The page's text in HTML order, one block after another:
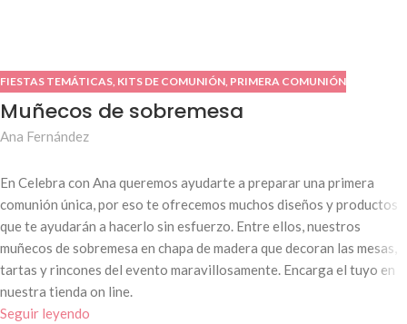
FIESTAS TEMÁTICAS, KITS DE COMUNIÓN, PRIMERA COMUNIÓN
Muñecos de sobremesa
Ana Fernández
En Celebra con Ana queremos ayudarte a preparar una primera
comunión única, por eso te ofrecemos muchos diseños y productos
que te ayudarán a hacerlo sin esfuerzo. Entre ellos, nuestros
muñecos de sobremesa en chapa de madera que decoran las mesas,
tartas y rincones del evento maravillosamente. Encarga el tuyo en
nuestra tienda on line.
Seguir leyendo